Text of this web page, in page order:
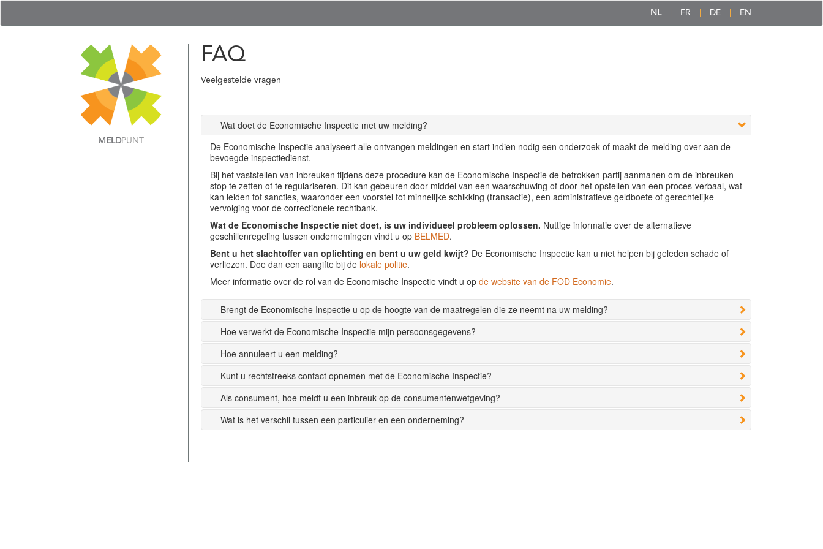
NL FR DE EN
MELDPUNT
FAQ
Veelgestelde vragen
Wat doet de Economische Inspectie met uw melding?
De Economische Inspectie analyseert alle ontvangen meldingen en start indien nodig een onderzoek of maakt de melding over aan de
bevoegde inspectiedienst.
Bij het vaststellen van inbreuken tijdens deze procedure kan de Economische Inspectie de betrokken partij aanmanen om de inbreuken
stop te zetten of te regulariseren. Dit kan gebeuren door middel van een waarschuwing of door het opstellen van een proces-verbaal, wat
kan leiden tot sancties, waaronder een voorstel tot minnelijke schikking (transactie), een administratieve geldboete of gerechtelijke
vervolging voor de correctionele rechtbank.
Wat de Economische Inspectie niet doet, is uw individueel probleem oplossen. Nuttige informatie over de alternatieve
geschillenregeling tussen ondernemingen vindt u op BELMED.
Bent u het slachtoffer van oplichting en bent u uw geld kwijt? De Economische Inspectie kan u niet helpen bij geleden schade of
verliezen. Doe dan een aangifte bij de lokale politie.
Meer informatie over de rol van de Economische Inspectie vindt u op de website van de FOD Economie.
Brengt de Economische Inspectie u op de hoogte van de maatregelen die ze neemt na uw melding?
Hoe verwerkt de Economische Inspectie mijn persoonsgegevens?
Hoe annuleert u een melding?
Kunt u rechtstreeks contact opnemen met de Economische Inspectie?
Als consument, hoe meldt u een inbreuk op de consumentenwetgeving?
Wat is het verschil tussen een particulier en een onderneming?